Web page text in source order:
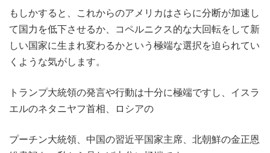
もしかすると、これからのアメリカはさらに分断が加速し
て国力を低下させるか、コペルニクス的な大回転をして新
しい国家に生まれ変わるかという極端な選択を迫られてい
くような気がします。
トランプ大統領の発言や行動は十分に極端ですし、イスラ
エルのネタニヤフ首相、ロシアの
プーチン大統領、中国の習近平国家主席、北朝鮮の金正恩